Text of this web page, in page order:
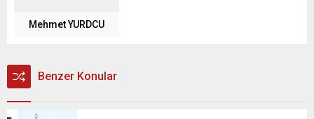
Mehmet YURDCU
Benzer Konular